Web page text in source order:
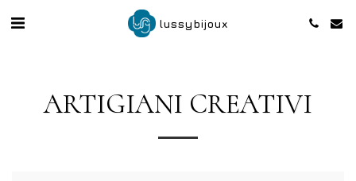
lussybijoux
ARTIGIANI CREATIVI